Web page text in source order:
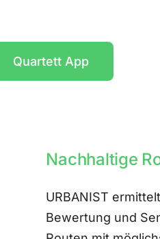
Quartett App
Nachhaltige
URBANIST
Bewertung und